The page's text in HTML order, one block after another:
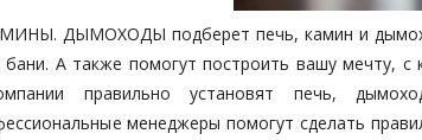
ДЫМОХОДЫ подберет печь, камин и
А также помогут построить вашу мечту, с
правильно установят печь,
менеджеры помогут сделать